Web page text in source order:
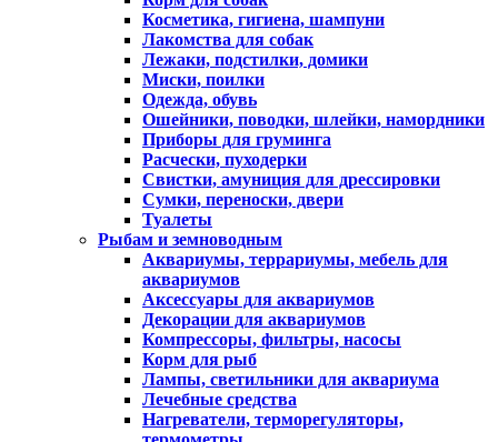
Косметика, гигиена, шампуни
Лакомства для собак
Лежаки, подстилки, домики
Миски, поилки
Одежда, обувь
Ошейники, поводки, шлейки, намордники
Приборы для груминга
Расчески, пуходерки
Свистки, амуниция для дрессировки
Сумки, переноски, двери
Туалеты
Рыбам и земноводным
Аквариумы, террариумы, мебель для
аквариумов
Аксессуары для аквариумов
Декорации для аквариумов
Компрессоры, фильтры, насосы
Корм для рыб
Лампы, светильники для аквариума
Лечебные средства
Нагреватели, терморегуляторы,